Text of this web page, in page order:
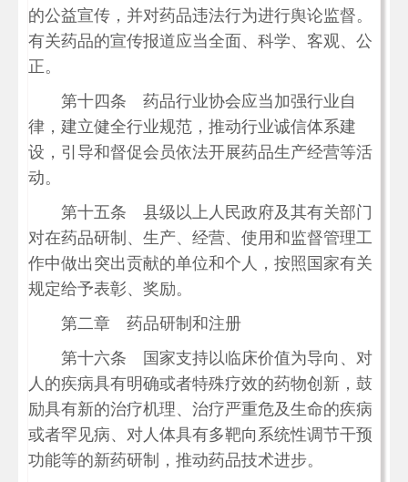
的公益宣传，并对药品违法行为进行舆论监督。
有关药品的宣传报道应当全面、科学、客观、公
正。
第十四条 药品行业协会应当加强行业自
律，建立健全行业规范，推动行业诚信体系建
设，引导和督促会员依法开展药品生产经营等活
动。
第十五条 县级以上人民政府及其有关部门
对在药品研制、生产、经营、使用和监督管理工
作中做出突出贡献的单位和个人，按照国家有关
规定给予表彰、奖励。
第二章 药品研制和注册
第十六条 国家支持以临床价值为导向、对
人的疾病具有明确或者特殊疗效的药物创新，鼓
励具有新的治疗机理、治疗严重危及生命的疾病
或者罕见病、对人体具有多靶向系统性调节干预
功能等的新药研制，推动药品技术进步。